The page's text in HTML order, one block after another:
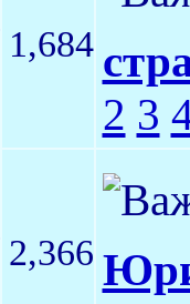
1,684
2 3
2,366